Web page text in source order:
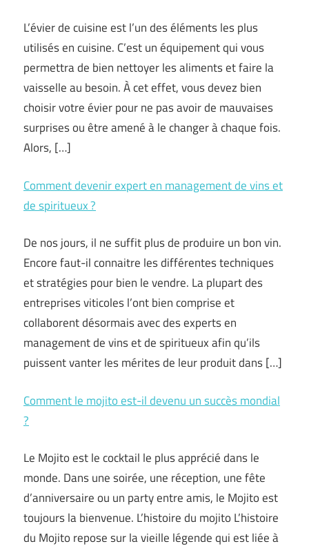
L’évier de cuisine est l’un des éléments les plus
utilisés en cuisine. C’est un équipement qui vous
permettra de bien nettoyer les aliments et faire la
vaisselle au besoin. À cet effet, vous devez bien
choisir votre évier pour ne pas avoir de mauvaises
surprises ou être amené à le changer à chaque fois.
Alors, […]
Comment devenir expert en management de vins et
de spiritueux ?
De nos jours, il ne suffit plus de produire un bon vin.
Encore faut-il connaitre les différentes techniques
et stratégies pour bien le vendre. La plupart des
entreprises viticoles l’ont bien comprise et
collaborent désormais avec des experts en
management de vins et de spiritueux afin qu’ils
puissent vanter les mérites de leur produit dans […]
Comment le mojito est-il devenu un succès mondial
?
Le Mojito est le cocktail le plus apprécié dans le
monde. Dans une soirée, une réception, une fête
d’anniversaire ou un party entre amis, le Mojito est
toujours la bienvenue. L’histoire du mojito L’histoire
du Mojito repose sur la vieille légende qui est liée à